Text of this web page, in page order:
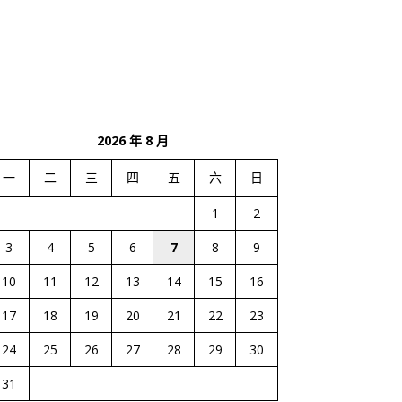
2026 年 8 月
一 二 三 四 五 六 日
1
2
3
4 5 6 7 8
9
10
11 12 13 14 15
16
17
18 19 20 21 22
23
24
25 26 27 28 29
30
31